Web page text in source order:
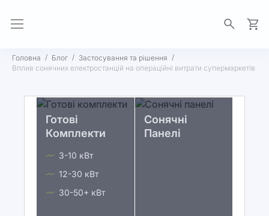
Головна Блог
Застосування та рішення
Вплив сонячних електростанцій на операційні витрати супермаркетів
Готові
Комплекти
3-10 кВт
12-30 кВт
30-50+ кВт
Сонячні
Панелі